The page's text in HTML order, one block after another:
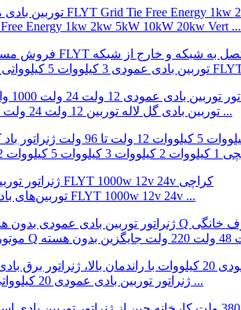
Energy 1kw 2kw 5kW 10kW 20kw Vert ...
توربین بادی گل لاله توربین 12 ولت 24 ولت 1000 وات 2000 ...
توربین‌های بادی افقی کراچی FLYT 1000w 12v 24v ...
ژنراتور توربین بادی عمودی 20 کیلوواتی با راندمان بالا ...